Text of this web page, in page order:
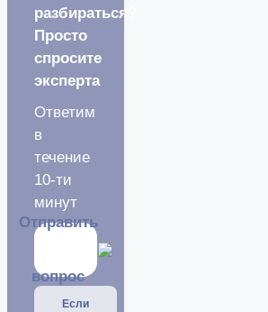
разбираться?
Просто
спросите
эксперта
Ответим
в
течение
10-ти
минут
Отправить
вопрос
Если